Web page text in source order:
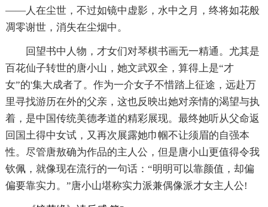
——人在尘世，不过如镜中虚影，水中之月，终将如花般
凋零谢世，消失在尘烟中。
回望书中人物，才女们对琴棋书画无一精通。尤其是
百花仙子转世的唐小山，她文武双全，算得上是“才
女”的'集大成者了。作为一介女子不惜踏上征途，远赴万
里寻找游历在外的父亲，这也反映出她对亲情的渴望与执
着，是中国传统美德孝道的精彩展现。最终她听从父命返
回国土得中女试，又再次展露她巾帼不让须眉的自强本
性。尽管唐敖确为作品的主人公，但是唐小山更值得令我
钦佩，就像现在流行的一句话：“明明可以靠颜值，却偏
偏要靠实力。”唐小山堪称实力派兼偶像派才女主人公!